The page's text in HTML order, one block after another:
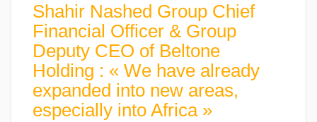
Shahir Nashed Group Chief
Financial Officer & Group
Deputy CEO of Beltone
Holding : « We have already
expanded into new areas,
especially into Africa »